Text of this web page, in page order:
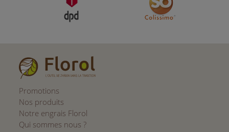
Promotions
Nos produits
Notre engrais Florol
Qui sommes nous ?